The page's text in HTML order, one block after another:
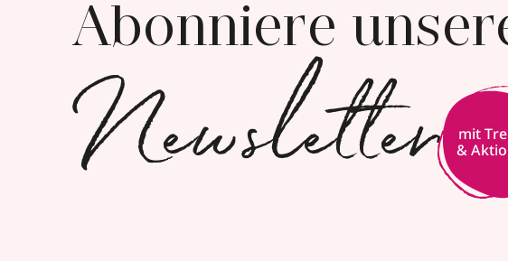
Abonniere
Newsletter
mit
&